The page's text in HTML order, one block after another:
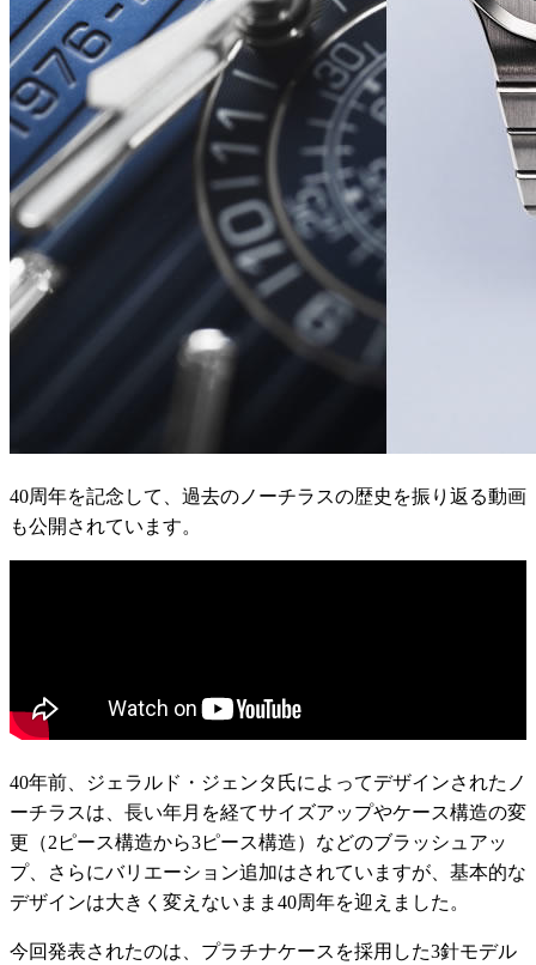
40周年を記念して、過去のノーチラスの歴史を振り返る動画
も公開されています。
40年前、ジェラルド・ジェンタ氏によってデザインされたノ
ーチラスは、長い年月を経てサイズアップやケース構造の変
更（2ピース構造から3ピース構造）などのブラッシュアッ
プ、さらにバリエーション追加はされていますが、基本的な
デザインは大きく変えないまま40周年を迎えました。
今回発表されたのは、プラチナケースを採用した3針モデル